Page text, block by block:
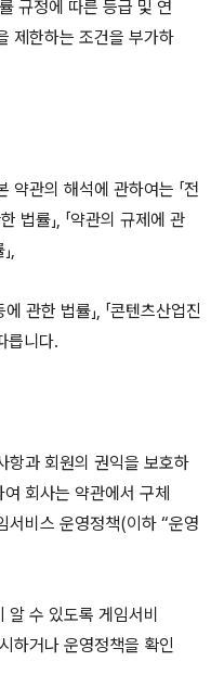
규정에 따른 등급 및 연
제한하는 조건을 부가하
약관의 해석에 관하여는 「전
법률」, 「약관의 규제에 관
,
관한 법률」, 「콘텐츠산업진
릅니다.
과 회원의 권익을 보호하
회사는 약관에서 구체
서비스 운영정책(이하 “운영
수 있도록 게임서비
하거나 운영정책을 확인